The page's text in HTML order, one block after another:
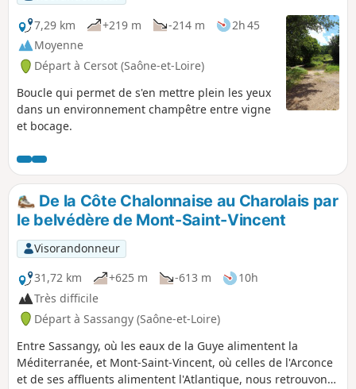
7,29 km
+219 m -214 m
2h 45
Moyenne
Départ à Cersot (Saône-et-Loire)
Boucle qui permet de s'en mettre plein les yeux
dans un environnement champêtre entre vigne
et bocage.
De la Côte Chalonnaise au Charolais par
le belvédère de Mont-Saint-Vincent
Visorandonneur
31,72 km
+625 m -613 m
10h
Très difficile
Départ à Sassangy (Saône-et-Loire)
Entre Sassangy, où les eaux de la Guye alimentent la
Méditerranée, et Mont-Saint-Vincent, où celles de l'Arconce
et de ses affluents alimentent l'Atlantique, nous retrouvons